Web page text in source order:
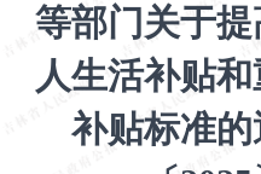
等部门关于
人生活补贴
补贴标准